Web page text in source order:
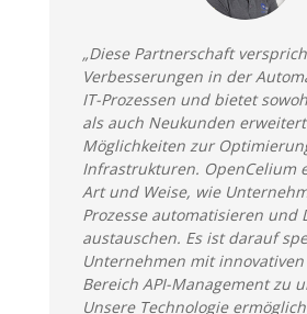
„Diese Partnerschaft
Verbesserungen in der
IT-Prozessen und bietet
als auch Neukunden
Möglichkeiten zur
Infrastrukturen. OpenCelium
Art und Weise, wie
Prozesse automatisieren und
austauschen. Es ist darauf
Unternehmen mit
Bereich API-Management zu
Unsere Technologie